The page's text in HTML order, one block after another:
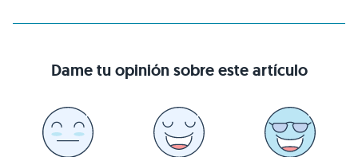
Dame tu opinión sobre este artículo